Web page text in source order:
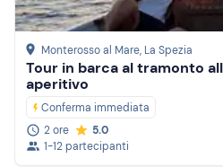
Monterosso al Mare, La Spezia
Tour in barca al tramonto
aperitivo
Conferma immediata
2 ore
5.0
1-12 partecipanti